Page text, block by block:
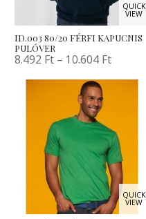
QUICK
VIEW
ID.003 80/20 FÉRFI KAPUCNIS
PULÓVER
8.492 Ft – 10.604 Ft
QUICK
VIEW